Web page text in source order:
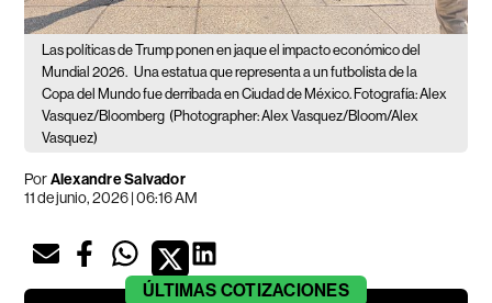
Las políticas de Trump ponen en jaque el impacto económico del
Mundial 2026. Una estatua que representa a un futbolista de la
Copa del Mundo fue derribada en Ciudad de México. Fotografía: Alex
Vasquez/Bloomberg (Photographer: Alex Vasquez/Bloom/Alex
Vasquez)
PorAlexandre Salvador
11 de junio, 2026 | 06:16 AM
ÚLTIMAS COTIZACIONES